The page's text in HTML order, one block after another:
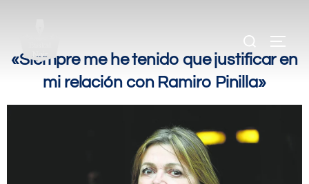
«Siempre me he tenido que justificar en
mi relación con Ramiro Pinilla»